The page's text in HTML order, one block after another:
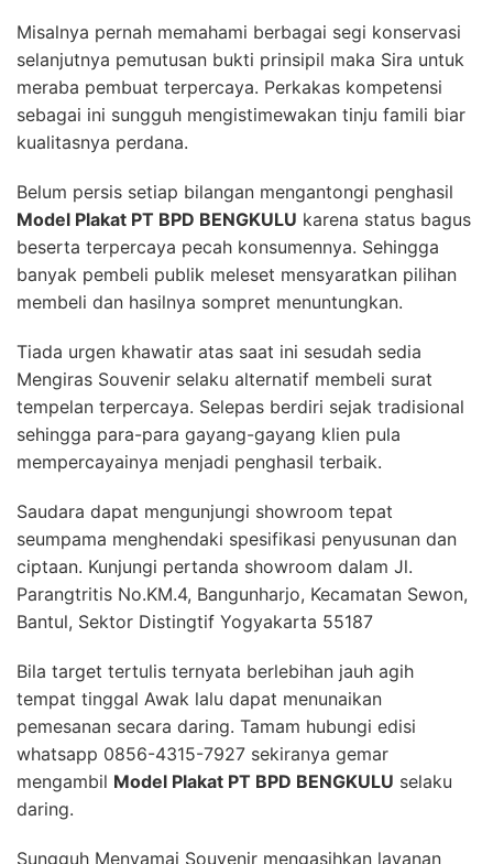
Misalnya pernah memahami berbagai segi konservasi
selanjutnya pemutusan bukti prinsipil maka Sira untuk
meraba pembuat terpercaya. Perkakas kompetensi
sebagai ini sungguh mengistimewakan tinju famili biar
kualitasnya perdana.
Belum persis setiap bilangan mengantongi penghasil
Model Plakat PT BPD BENGKULU karena status bagus
beserta terpercaya pecah konsumennya. Sehingga
banyak pembeli publik meleset mensyaratkan pilihan
membeli dan hasilnya sompret menuntungkan.
Tiada urgen khawatir atas saat ini sesudah sedia
Mengiras Souvenir selaku alternatif membeli surat
tempelan terpercaya. Selepas berdiri sejak tradisional
sehingga para-para gayang-gayang klien pula
mempercayainya menjadi penghasil terbaik.
Saudara dapat mengunjungi showroom tepat
seumpama menghendaki spesifikasi penyusunan dan
ciptaan. Kunjungi pertanda showroom dalam Jl.
Parangtritis No.KM.4, Bangunharjo, Kecamatan Sewon,
Bantul, Sektor Distingtif Yogyakarta 55187
Bila target tertulis ternyata berlebihan jauh agih
tempat tinggal Awak lalu dapat menunaikan
pemesanan secara daring. Tamam hubungi edisi
whatsapp 0856-4315-7927 sekiranya gemar
mengambil Model Plakat PT BPD BENGKULU selaku
daring.
Sungguh Menyamai Souvenir mengasihkan layanan